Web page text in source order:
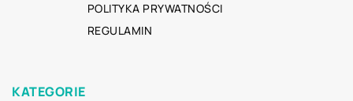
POLITYKA PRYWATNOŚCI
REGULAMIN
KATEGORIE